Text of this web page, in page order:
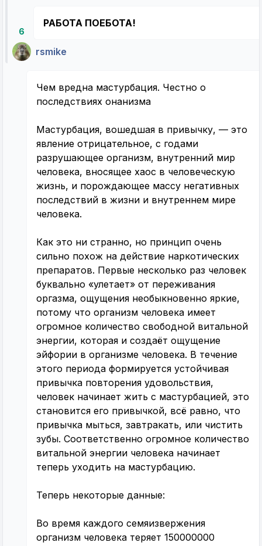
6
РАБОТА ПОЕБОТА!
rsmike
Чем вредна мастурбация. Честно о
последствиях онанизма
Мастурбация, вошедшая в привычку, — это
явление отрицательное, с годами
разрушающее организм, внутренний мир
человека, вносящее хаос в человеческую
жизнь, и порождающее массу негативных
последствий в жизни и внутреннем мире
человека.
Как это ни странно, но принцип очень
сильно похож на действие наркотических
препаратов. Первые несколько раз человек
буквально «улетает» от переживания
оргазма, ощущения необыкновенно яркие,
потому что организм человека имеет
огромное количество свободной витальной
энергии, которая и создаёт ощущение
эйфории в организме человека. В течение
этого периода формируется устойчивая
привычка повторения удовольствия,
человек начинает жить с мастурбацией, это
становится его привычкой, всё равно, что
привычка мыться, завтракать, или чистить
зубы. Соответственно огромное количество
витальной энергии человека начинает
теперь уходить на мастурбацию.
Теперь некоторые данные:
Во время каждого семяизвержения
организм человека теряет 150000000